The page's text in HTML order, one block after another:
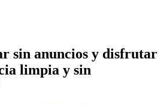
sin anuncios y disfrutar
limpia y sin